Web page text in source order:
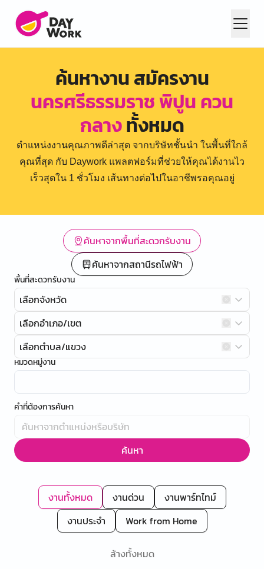
ค้นหางาน สมัครงาน
นครศรีธรรมราช พิปูน ควน
กลางทั้งหมด
ตำแหน่งงานคุณภาพดีล่าสุด จากบริษัทชั้นนำ ในพื้นที่ใกล้
คุณที่สุด กับ Daywork แพลตฟอร์มที่ช่วยให้คุณได้งานไว
เร็วสุดใน 1 ชั่วโมง เส้นทางต่อไปในอาชีพรอคุณอยู่
ค้นหาจากพื้นที่สะดวกรับงาน
ค้นหาจากสถานีรถไฟฟ้า
พื้นที่สะดวกรับงาน
เลือกจังหวัด
เลือกอำเภอ/เขต
เลือกตำบล/แขวง
หมวดหมู่งาน
คำที่ต้องการค้นหา
ค้นหา
งานทั้งหมด งานด่วน
งานพาร์ทไทม์
งานประจำ
Work from Home
ล้างทั้งหมด